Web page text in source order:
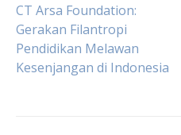
Navigasi
pos
CT Arsa Foundation:
Gerakan Filantropi
Pendidikan Melawan
Kesenjangan di Indonesia